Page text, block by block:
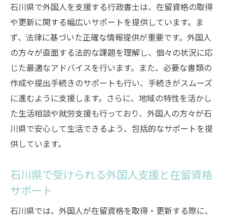
石川県で外国人を支援する行政書士は、在留資格の取得
や更新に関する幅広いサポートを提供しています。ま
ず、法律に基づいた正確な情報提供が重要です。外国人
の方々が直面する法的な課題を理解し、個々の状況に応
じた最適なアドバイスを行います。また、必要な書類の
作成や提出手続きのサポートも行い、手続きがスムーズ
に進むように支援します。さらに、地域の特性を活かし
た生活相談や就労支援も行っており、外国人の方々が石
川県で安心して生活できるよう、包括的なサポートを提
供しています。
石川県で受けられる外国人支援と在留資格
サポート
石川県では、外国人が在留資格を取得・更新する際に、